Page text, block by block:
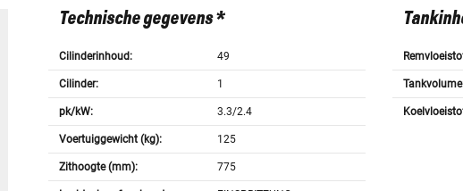
Technische gegevens *
Cilinderinhoud: 49
Cilinder: 1
pk/kW: 3.3/2.4
Voertuiggewicht (kg): 125
Zithoogte (mm): 775